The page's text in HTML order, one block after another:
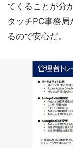
てくることが分
タッチPC事務
るので安心だ。